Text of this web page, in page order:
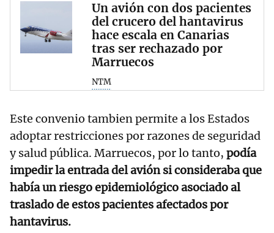
Un avión con dos pacientes
del crucero del hantavirus
hace escala en Canarias
tras ser rechazado por
Marruecos
NTM
Este convenio tambien permite a los Estados
adoptar restricciones por razones de seguridad
y salud pública. Marruecos, por lo tanto, podía
impedir la entrada del avión si consideraba que
había un riesgo epidemiológico asociado al
traslado de estos pacientes afectados por
hantavirus.